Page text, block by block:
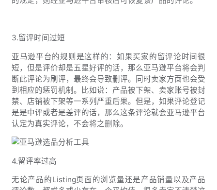
3.留评时间过短
亚马逊平台的规则是这样的：如果买家的留评论时间很
短，但是评价却是五星好评的话，那么亚马逊平台将会判
断此评论为刷评，最终会导致删评。同时卖家方面也会受
到相应的惩罚机制。比如说：产品被下架、卖家账号被封
禁、店铺被下架等一系列严重后果。但是，如果评论登记
是是中评或者是差评的话，那么这条评论就会亚马逊平台
认定为真实评论，不会将之删除。
4.留评率过高
无论产品的Listing页面的浏览量还是产品销量以及产品